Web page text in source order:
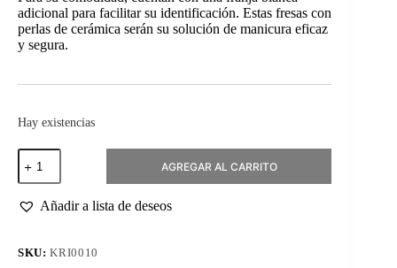
adicional para facilitar su identificación. Estas fresas con
perlas de cerámica serán su solución de manicura eficaz
y segura.
Hay existencias
Fresa
Cilindro
Typhoon
Azul
3.1mm
AGREGAR AL CARRITO
Añadir a lista de deseos
SKU:KRI0010